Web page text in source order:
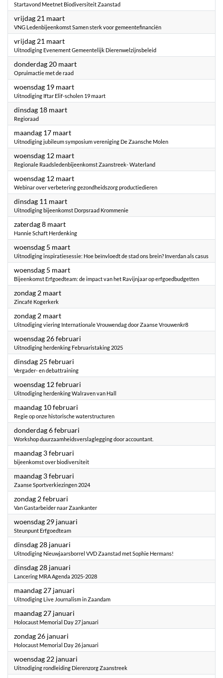
Startavond Meetnet Biodiversiteit Zaanstad
vrijdag 21 maart2025
VNG Ledenbijeenkomst Samen sterk voor gemeentefinanciën
vrijdag 21 maart2025
Uitnodiging Evenement Gemeentelijk Dierenwelzijnsbeleid
donderdag 20 maart2025
Opruimactie met de raad
woensdag 19 maart2025
Uitnodiging Iftar Elif-scholen 19 maart
dinsdag 18 maart2025
Regioraad
maandag 17 maart2025
Uitnodiging jubileum symposium vereniging De Zaansche Molen
woensdag 12 maart2025
Regionale Raadsledenbijeenkomst Zaanstreek- Waterland
woensdag 12 maart2025
Webinar over verbetering gezondheidszorg productiedieren
dinsdag 11 maart2025
Uitnodiging bijeenkomst Dorpsraad Krommenie
zaterdag 8 maart2025
Hannie Schaft Herdenking
woensdag 5 maart2025
Uitnodiging inspiratiesessie: Hoe beïnvloedt de stad ons brein? Inverdan als casus
woensdag 5 maart2025
Bijeenkomst Erfgoedteam: de impact van het Ravijnjaar op erfgoedbudgetten
zondag 2 maart2025
Zincafé Kogerkerk
zondag 2 maart2025
Uitnodiging viering Internationale Vrouwendag door Zaanse Vrouwenkr8
woensdag 26 februari
Uitnodiging herdenking Februaristaking 2025
dinsdag 25 februari
Vergader- en debattraining
woensdag 12 februari
Uitnodiging herdenking Walraven van Hall
maandag 10 februari
Regie op onze historische waterstructuren
donderdag 6 februari
Workshop duurzaamheidsverslaglegging door accountant.
maandag 3 februari
bijeenkomst over biodiversiteit
maandag 3 februari
Zaanse Sportverkiezingen 2024
zondag 2 februari
Van Gastarbeider naar Zaankanter
woensdag 29 januari
Steunpunt Erfgoedteam
dinsdag 28 januari
Uitnodiging Nieuwjaarsborrel VVD Zaanstad met Sophie Hermans!
dinsdag 28 januari
Lancering MRA Agenda 2025-2028
maandag 27 januari
Uitnodiging Live Journalism in Zaandam
maandag 27 januari
Holocaust Memorial Day 27 januari
zondag 26 januari
Holocaust Memorial Day 26 januari
woensdag 22 januari
Uitnodiging rondleiding Dierenzorg Zaanstreek